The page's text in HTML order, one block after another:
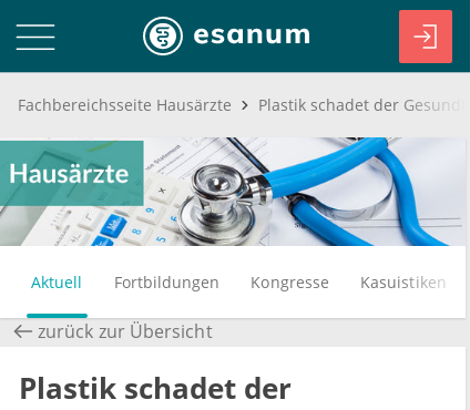
Fachbereichsseite Hausärzte
Aktuell Fortbildungen Kongresse Kasuistiken
zurück zur Übersicht
Plastik schadet der